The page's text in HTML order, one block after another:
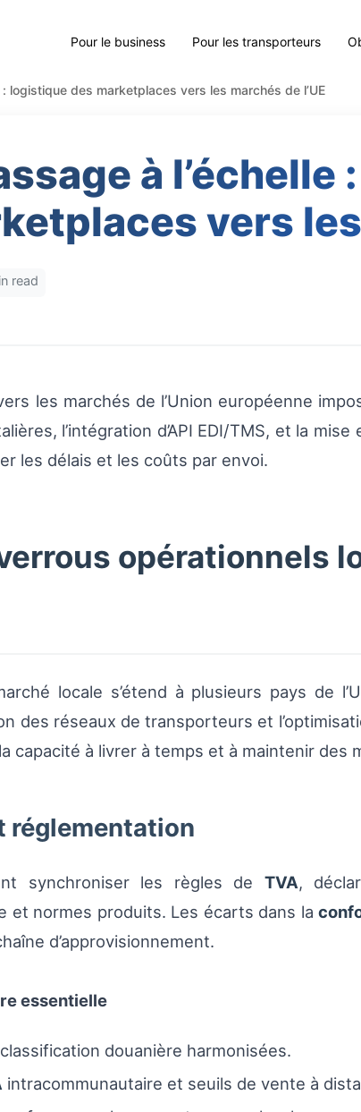
Pour le business Pour les transporteurs
: logistique des marketplaces vers les marchés de l’UE
à
vers les
read
les marchés de l’Union européenne
l’intégration d’API EDI/TMS, et la
les délais et les coûts par envoi.
opérationnels
locale s’étend à plusieurs pays de
des réseaux de transporteurs et
capacité à livrer à temps et à maintenir des
réglementation
synchroniser les règles de TVA,
et normes produits. Les écarts dans la
d’approvisionnement.
essentielle
douanière harmonisées.
intracommunautaire et seuils de vente à